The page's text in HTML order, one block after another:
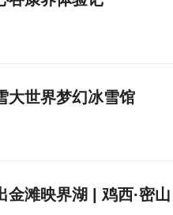
世界梦幻冰雪馆
金滩映界湖 | 鸡西·密山